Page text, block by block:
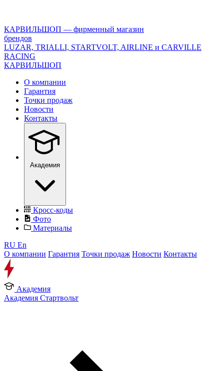
version="1.0"
encoding="utf-
8"?
>
КАРВИЛЬШОП — фирменный магазин
брендов
LUZAR, TRIALLI, STARTVOLT, AIRLINE и CARVILLE
RACING
КАРВИЛЬШОП
О компании
Гарантия
Точки продаж
Новости
Контакты
Академия
Кросс-коды
Фото
Материалы
RU En
О компании Гарантия Точки продаж Новости Контакты
Академия
Академия Стартвольт